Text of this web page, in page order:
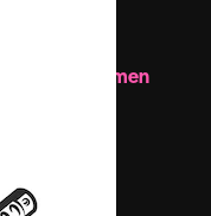
Unternehmen
Karriere